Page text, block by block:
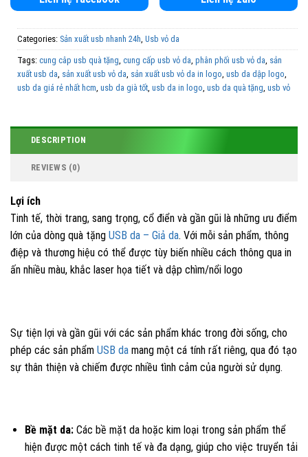
Categories: Sản xuất usb nhanh 24h, Usb vỏ da
Tags: cung câp usb quà tặng, cung cấp usb vỏ da, phân phối usb vỏ da, sản
xuất usb da, sản xuất usb vỏ da, sản xuất usb vỏ da in logo, usb da dập logo,
usb da giá rẻ nhất hcm, usb da già tốt, usb da in logo, usb da quà tặng, usb vỏ
DESCRIPTION
REVIEWS (0)
Lợi ích
Tinh tế, thời trang, sang trọng, cổ điển và gần gũi là những ưu điểm
lớn của dòng quà tặng USB da – Giả da. Với mỗi sản phẩm, thông
điệp và thương hiệu có thể được tùy biến nhiều cách thông qua in
ấn nhiều màu, khắc laser họa tiết và dập chìm/nổi logo
Sự tiện lợi và gần gũi với các sản phẩm khác trong đời sống, cho
phép các sản phẩm USB da mang một cá tính rất riêng, qua đó tạo
sự thân thiện và chiếm được nhiều tình cảm của người sử dụng.
Bề mặt da: Các bề mặt da hoặc kim loại trong sản phẩm thể
hiện được một cách tinh tế và đa dạng, giúp cho việc truyển tải